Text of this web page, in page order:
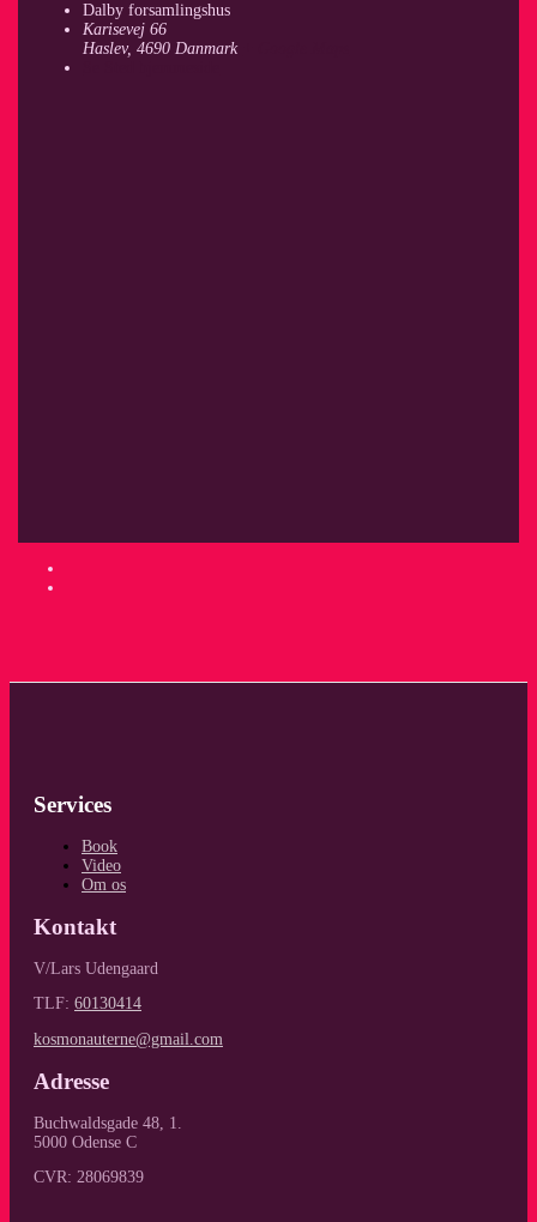
Dalby forsamlingshus
Karisevej 66
Haslev, 4690 Danmark
Services
Book
Video
Om os
Kontakt
V/Lars Udengaard
TLF: 60130414
kosmonauterne@gmail.com
Adresse
Buchwaldsgade 48, 1.
5000 Odense C
CVR: 28069839